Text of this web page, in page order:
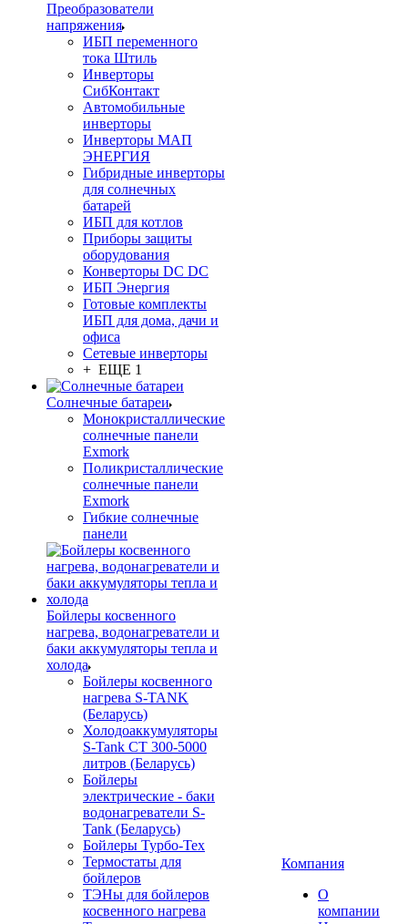
Преобразователи
напряжения
ИБП переменного
тока Штиль
Инверторы
СибКонтакт
Автомобильные
инверторы
Инверторы МАП
ЭНЕРГИЯ
Гибридные инверторы
для солнечных
батарей
ИБП для котлов
Приборы защиты
оборудования
Конверторы DC DC
ИБП Энергия
Готовые комплекты
ИБП для дома, дачи и
офиса
Сетевые инверторы
+ ЕЩЕ 1
Солнечные батареи
Монокристаллические
солнечные панели
Exmork
Поликристаллические
солнечные панели
Exmork
Гибкие солнечные
панели
Бойлеры косвенного
нагрева, водонагреватели и
баки аккумуляторы тепла и
холода
Бойлеры косвенного
нагрева S-TANK
(Беларусь)
Холодоаккумуляторы
S-Tank СТ 300-5000
литров (Беларусь)
Бойлеры
электрические - баки
водонагреватели S-
Tank (Беларусь)
Бойлеры Турбо-Тех
Термостаты для
бойлеров
ТЭНы для бойлеров
косвенного нагрева
Компания
О
компании